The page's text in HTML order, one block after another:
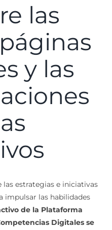
las
y las
las estrategias e iniciativas
impulsar las habilidades
de la Plataforma
Digitales se